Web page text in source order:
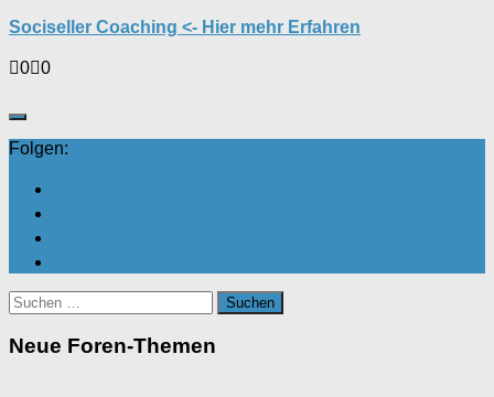
Sociseller Coaching <- Hier mehr Erfahren
Anklicken
nach
unten.
0 Anklicken
oben.
0
Folgen:
Suchen
nach:
Neue Foren-Themen